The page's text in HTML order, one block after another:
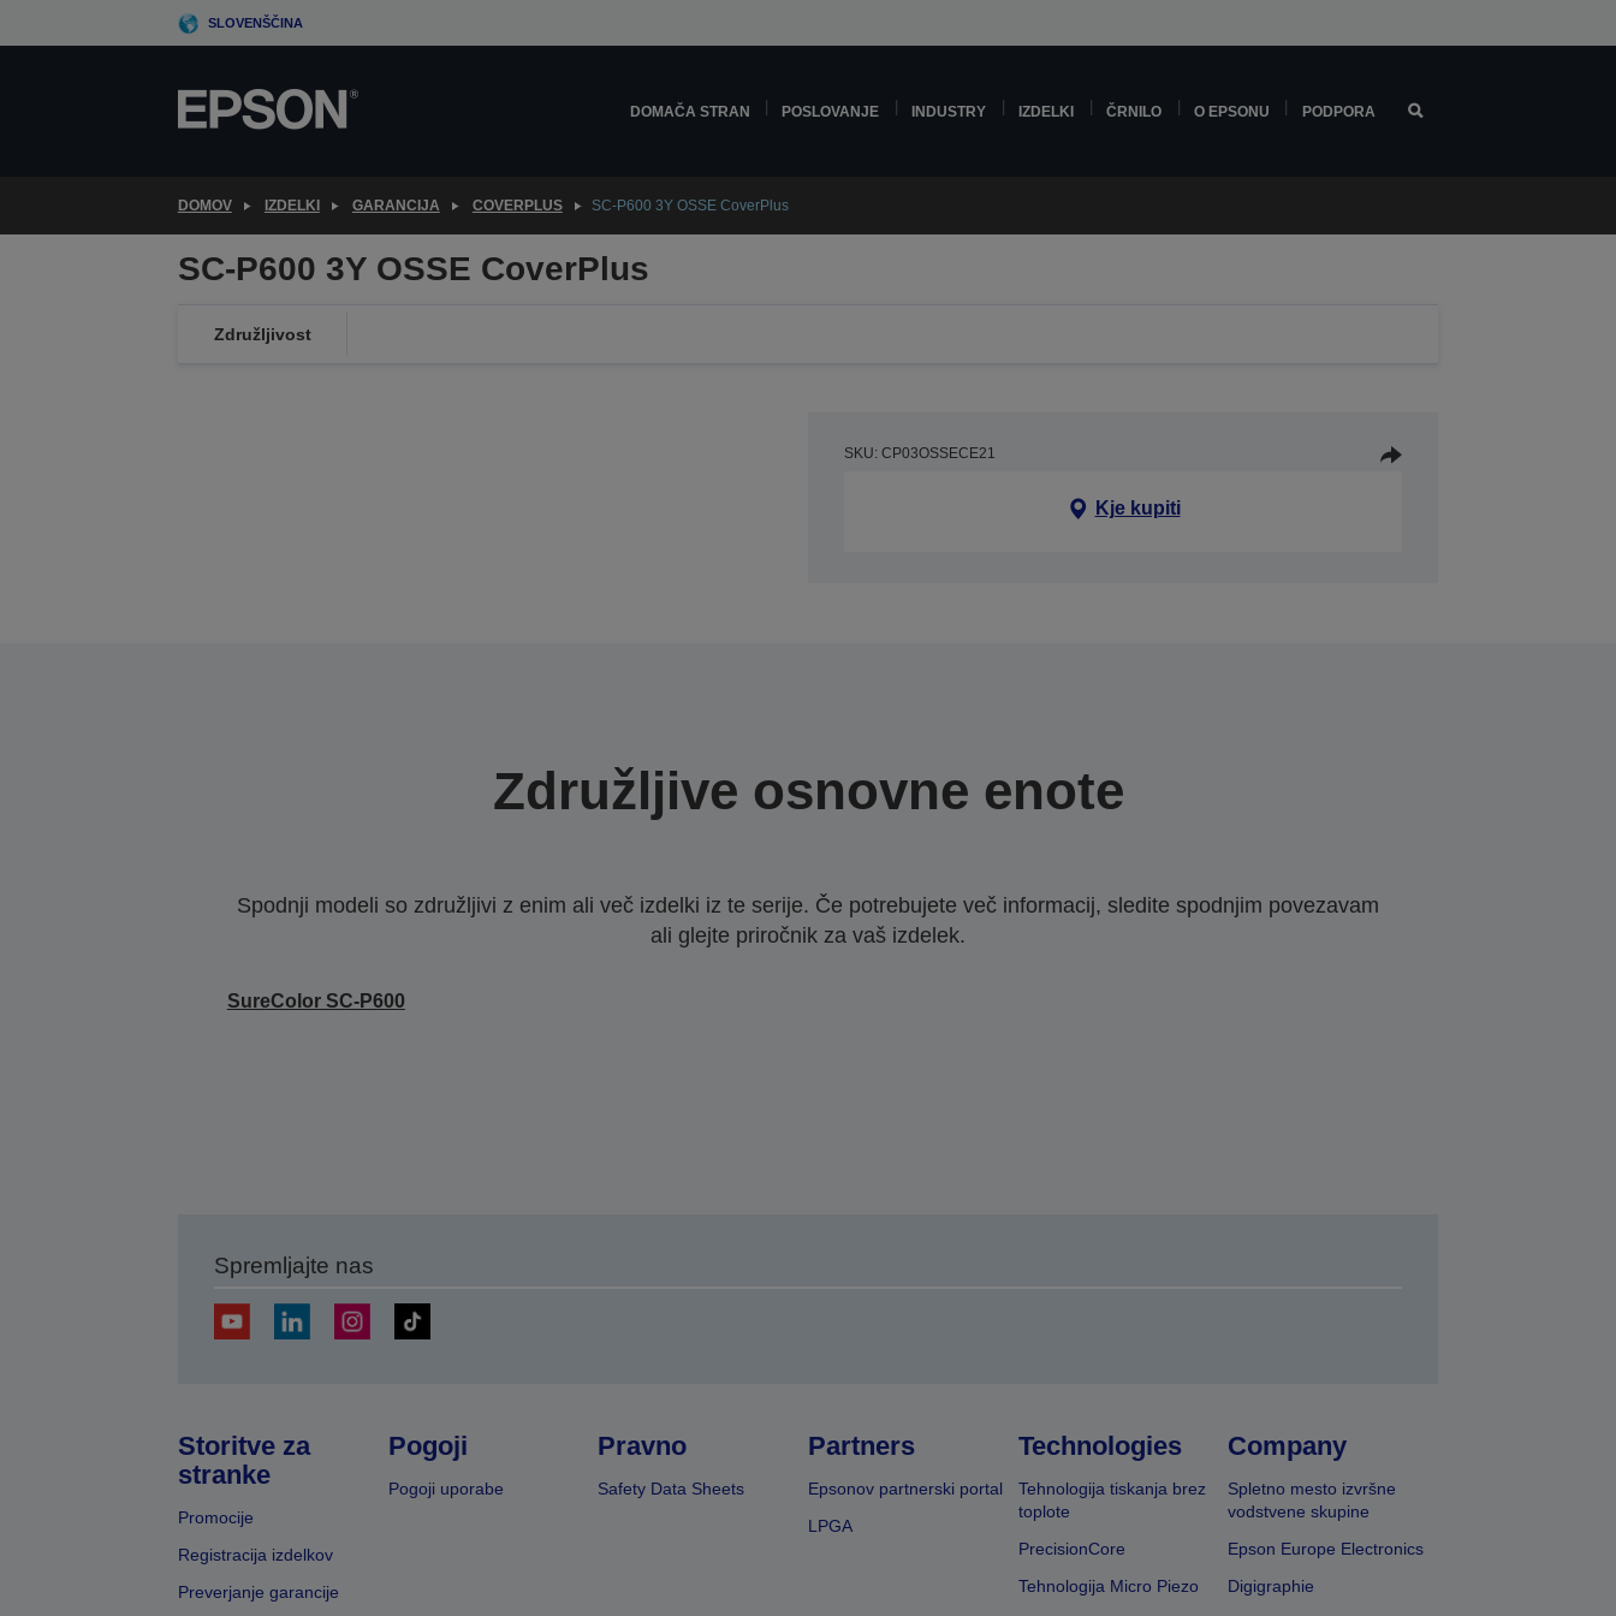
to
SLOVENŠČINA
DOMAČA STRAN POSLOVANJE INDUSTRY IZDELKI ČRNILO O EPSONU PODPORA
DOMOV IZDELKI GARANCIJA COVERPLUS SC-P600 3Y OSSE CoverPlus
SC-P600 3Y OSSE CoverPlus
Združljivost
SKU: CP03OSSECE21
Kje kupiti
Združljive osnovne enote
Spodnji modeli so združljivi z enim ali več izdelki iz te serije. Če potrebujete več informacij, sledite spodnjim povezavam
ali glejte priročnik za vaš izdelek.
SureColor SC‑P600
Spremljajte nas
Storitve za
stranke
Promocije
Registracija izdelkov
Preverjanje garancije
Pogoji
Pogoji uporabe
Pravno
Safety Data Sheets
Partners
Epsonov partnerski portal
LPGA
Technologies
Tehnologija tiskanja brez
toplote
PrecisionCore
Tehnologija Micro Piezo
Company
Spletno mesto izvršne
vodstvene skupine
Epson Europe Electronics
Digigraphie